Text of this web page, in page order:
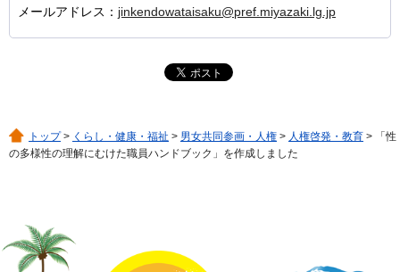
メールアドレス： jinkendowataisaku@pref.miyazaki.lg.jp
トップ> くらし・健康・福祉 > 男女共同参画・人権 > 人権啓発・教育 > 「性
の多様性の理解にむけた職員ハンドブック」を作成しました